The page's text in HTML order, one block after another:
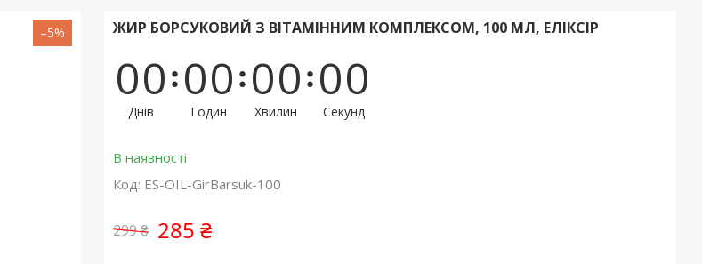
–5% ЖИР БОРСУКОВИЙ З ВІТАМІННИМ КОМПЛЕКСОМ, 100 МЛ, ЕЛІКСІР
00
Днів
00
Годин
00
Хвилин
00
Секунд
В наявності
Код: ES-OIL-GirBarsuk-100
299 ₴ 285 ₴